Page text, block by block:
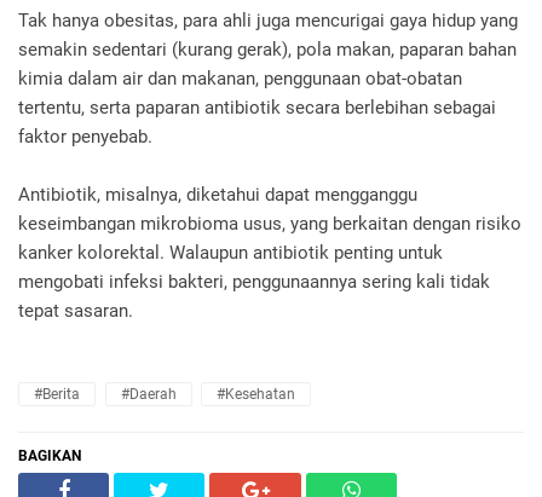
Tak hanya obesitas, para ahli juga mencurigai gaya hidup yang
semakin sedentari (kurang gerak), pola makan, paparan bahan
kimia dalam air dan makanan, penggunaan obat-obatan
tertentu, serta paparan antibiotik secara berlebihan sebagai
faktor penyebab.
Antibiotik, misalnya, diketahui dapat mengganggu
keseimbangan mikrobioma usus, yang berkaitan dengan risiko
kanker kolorektal. Walaupun antibiotik penting untuk
mengobati infeksi bakteri, penggunaannya sering kali tidak
tepat sasaran.
#Berita #Daerah #Kesehatan
BAGIKAN